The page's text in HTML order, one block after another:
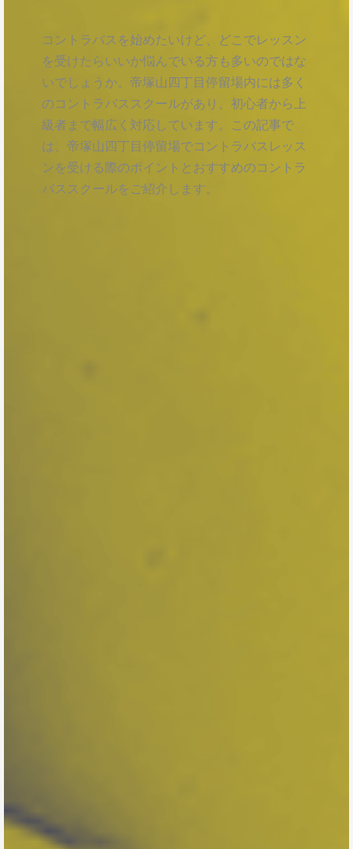
コントラバスを始めたいけど、どこでレッスン
を受けたらいいか悩んでいる方も多いのではな
いでしょうか。帝塚山四丁目停留場内には多く
のコントラバススクールがあり、初心者から上
級者まで幅広く対応しています。この記事で
は、帝塚山四丁目停留場でコントラバスレッス
ンを受ける際のポイントとおすすめのコントラ
バススクールをご紹介します。